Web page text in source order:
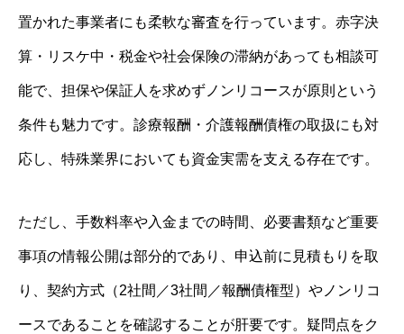
置かれた事業者にも柔軟な審査を行っています。赤字決
算・リスケ中・税金や社会保険の滞納があっても相談可
能で、担保や保証人を求めずノンリコースが原則という
条件も魅力です。診療報酬・介護報酬債権の取扱にも対
応し、特殊業界においても資金実需を支える存在です。
ただし、手数料率や入金までの時間、必要書類など重要
事項の情報公開は部分的であり、申込前に見積もりを取
り、契約方式（2社間／3社間／報酬債権型）やノンリコ
ースであることを確認することが肝要です。疑問点をク